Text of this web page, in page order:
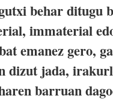
behar ditugu
immaterial
emanez gero,
dizut jada,
barruan